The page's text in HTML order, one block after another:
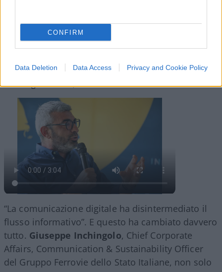
CONFIRM
Data Deletion Data Access Privacy and Cookie Policy
Gruppo Ferrovie dello Stato Italiane, a
Nicolaporro.it: "La comunicazione digitale ha
disintermediato il flusso informativo"
diMarco Leardi
7 Agosto 2026, 20:00
“La comunicazione digitale ha disintermediato il
flusso informativo”. E questo ha cambiato davvero
tutto. Giuseppe Inchingolo, Chief Corporate
Affairs, Communication & Sustainability Officer
del Gruppo Ferrovie dello Stato Italiane, non solo